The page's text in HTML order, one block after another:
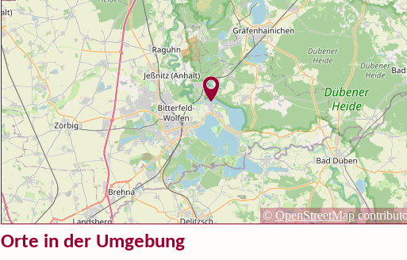
Orte in der Umgebung